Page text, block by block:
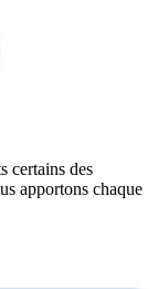
certains des
apportons chaque